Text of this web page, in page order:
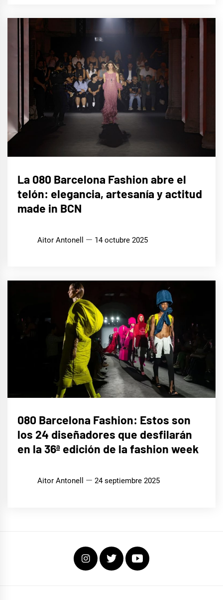
STYLE
La 080 Barcelona Fashion abre el
telón: elegancia, artesanía y actitud
made in BCN
Aitor Antonell 14 octubre 2025
STYLE
080 Barcelona Fashion: Estos son
los 24 diseñadores que desfilarán
en la 36ª edición de la fashion week
Aitor Antonell 24 septiembre 2025
InstagramTwitterYoutube